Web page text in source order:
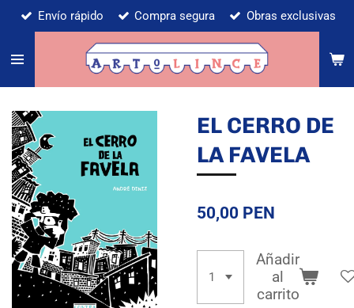
contenido
Envío rápido Compra segura Obras exclusivas
EL CERRO DE
LA FAVELA
50,00 PEN
Añadir
al
carrito